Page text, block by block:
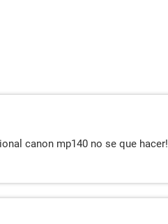
canon mp140 no se que hacer!